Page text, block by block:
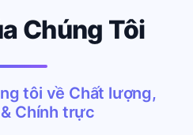
Chúng Tôi
tôi về Chất lượng,
Chính trực